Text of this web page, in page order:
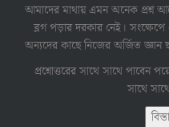
আমাদের মাথায় এমন অনেক প্রশ্ন
ব্লগ পড়ার দরকার নেই। সংক্ষেপে
অন্যদের কাছে নিজের অর্জিত
প্রশ্নোত্তরের সাথে সাথে পাবেন
সাথে